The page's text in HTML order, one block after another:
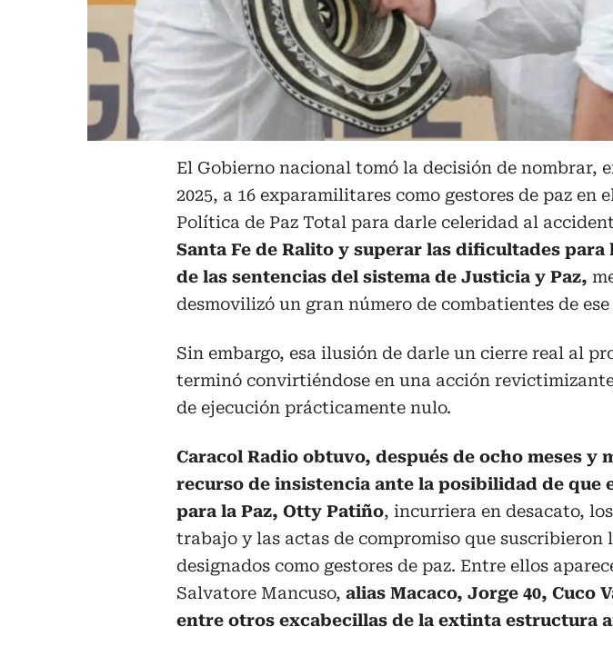
El Gobierno nacional tomó la decisión de nombrar,
2025, a 16 exparamilitares como gestores de paz en
Política de Paz Total para darle celeridad al
Santa Fe de Ralito y superar las dificultades
de las sentencias del sistema de Justicia y Paz,
desmovilizó un gran número de combatientes de
Sin embargo, esa ilusión de darle un cierre real al
terminó convirtiéndose en una acción
de ejecución prácticamente nulo.
Caracol Radio obtuvo, después de ocho meses y
recurso de insistencia ante la posibilidad de que
para la Paz, Otty Patiño, incurriera en desacato,
trabajo y las actas de compromiso que suscribieron
designados como gestores de paz. Entre ellos
Salvatore Mancuso, alias Macaco, Jorge 40, Cuco
entre otros excabecillas de la extinta estructura